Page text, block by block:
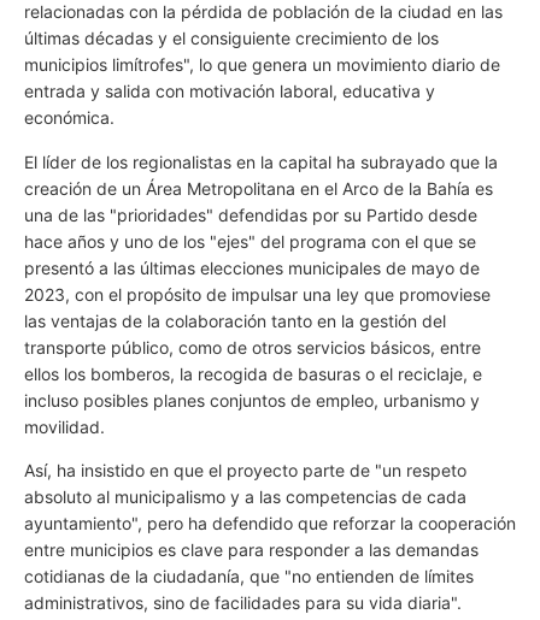
relacionadas con la pérdida de población de la ciudad en las
últimas décadas y el consiguiente crecimiento de los
municipios limítrofes", lo que genera un movimiento diario de
entrada y salida con motivación laboral, educativa y
económica.
El líder de los regionalistas en la capital ha subrayado que la
creación de un Área Metropolitana en el Arco de la Bahía es
una de las "prioridades" defendidas por su Partido desde
hace años y uno de los "ejes" del programa con el que se
presentó a las últimas elecciones municipales de mayo de
2023, con el propósito de impulsar una ley que promoviese
las ventajas de la colaboración tanto en la gestión del
transporte público, como de otros servicios básicos, entre
ellos los bomberos, la recogida de basuras o el reciclaje, e
incluso posibles planes conjuntos de empleo, urbanismo y
movilidad.
Así, ha insistido en que el proyecto parte de "un respeto
absoluto al municipalismo y a las competencias de cada
ayuntamiento", pero ha defendido que reforzar la cooperación
entre municipios es clave para responder a las demandas
cotidianas de la ciudadanía, que "no entienden de límites
administrativos, sino de facilidades para su vida diaria".